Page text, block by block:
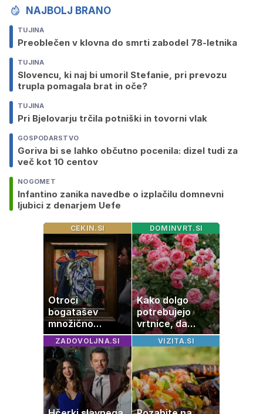
NAJBOLJ BRANO
TUJINA
Preoblečen v klovna do smrti zabodel 78-letnika
TUJINA
Slovencu, ki naj bi umoril Stefanie, pri prevozu
trupla pomagala brat in oče?
TUJINA
Pri Bjelovarju trčila potniški in tovorni vlak
GOSPODARSTVO
Goriva bi se lahko občutno pocenila: dizel tudi za
več kot 10 centov
NOGOMET
Infantino zanika navedbe o izplačilu domnevni
ljubici z denarjem Uefe
CEKIN.SI
Otroci
bogatašev
množično
prodajajo
družinske
zbirke: raje imajo
denar kot
umetnine
DOMINVRT.SI
Kako dolgo
potrebujejo
vrtnice, da
zrastejo? Vse o
rasti, cvetenju in
negi vrtnic
ZADOVOLJNA.SI VIZITA.SI